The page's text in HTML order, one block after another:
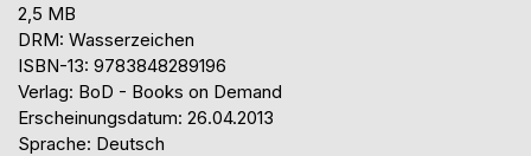
2,5 MB
DRM: Wasserzeichen
ISBN-13: 9783848289196
Verlag: BoD - Books on Demand
Erscheinungsdatum: 26.04.2013
Sprache: Deutsch